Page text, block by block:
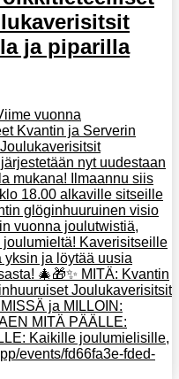
ja piparilla
vuonna
Kvantin ja Serverin
nyt uudestaan
mukana! Ilmaannu siis
18.00 alkaville sitseille
glöginhuuruinen visio
vuonna joulutwistiä,
Kaverisitseille
yksin ja löytää uusia
🎄🎁✨ MITÄ: Kvantin
Joulukaverisitsit
ja MILLOIN:
MITÄ PÄÄLLE:
Kaikille joulumielisille,
events/fd66fa3e-fded-